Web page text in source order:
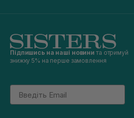
Підпишись на наші новини та отримуй
знижку 5% на перше замовлення
Email